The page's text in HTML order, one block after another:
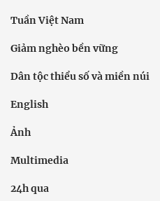
Tuần Việt Nam
Giảm nghèo bền vững
Dân tộc thiểu số và miền núi
English
Ảnh
Multimedia
24h qua